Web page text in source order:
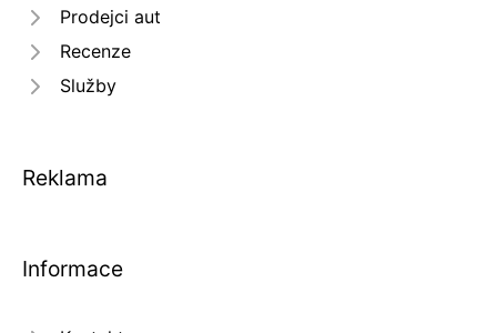
Prodejci aut
Recenze
Služby
Reklama
Informace